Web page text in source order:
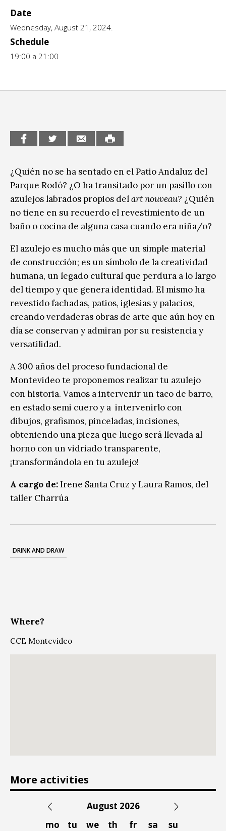
CCE en el interior/libros
Espacio itinerante de lectura infantil
Exposiciones
Formación
Infantil y Juvenil
Medio Ambiente
Sin categoría
Date
Wednesday, August 21, 2024.
Schedule
19:00 a 21:00
¿Quién no se ha sentado en el Patio Andaluz del
Parque Rodó? ¿O ha transitado por un pasillo con
azulejos labrados propios delart nouveau? ¿Quién
no tiene en su recuerdo el revestimiento de un
baño o cocina de alguna casa cuando era niña/o?
El azulejo es mucho más que un simple material
de construcción; es un símbolo de la creatividad
humana, un legado cultural que perdura a lo largo
del tiempo y que genera identidad. El mismo ha
revestido fachadas, patios, iglesias y palacios,
creando verdaderas obras de arte que aún hoy en
día se conservan y admiran por su resistencia y
versatilidad.
A 300 años del proceso fundacional de
Montevideo te proponemos realizar tu azulejo
con historia. Vamos a intervenir un taco de barro,
en estado semi cuero y a intervenirlo con
dibujos, grafismos, pinceladas, incisiones,
obteniendo una pieza que luego será llevada al
horno con un vidriado transparente,
¡transformándola en tu azulejo!
A cargo de:Irene Santa Cruz y Laura Ramos, del
taller Charrúa
DRINK AND DRAW
Where?
CCE Montevideo
More activities
August 2026
mo
tu we th fr sa su